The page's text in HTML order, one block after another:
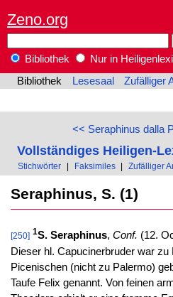
Zeno.org
Bibliothek
Nur in
Bibliothek
Lesesaal Zufälliger
<< Seraphinus dalla
Vollständiges Heiligen-
Stichwörter | Faksimiles | Zufälliger
Seraphinus, S. (1)
[250] 1S. Seraphinus, Conf. (12.
Dieser hl. Capucinerbruder war
Picenischen (nicht zu Palermo)
Taufe Felix genannt. Von feinen